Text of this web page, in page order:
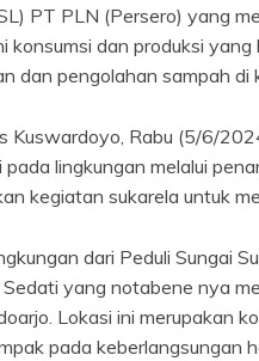
PT PLN (Persero) yang
dan produksi
dan pengolahan sampah di
Kuswardoyo, Rabu (5/6/
lingkungan melalui
kegiatan sukarela untuk
dari Peduli Sungai
yang notabene nya
Lokasi ini merupakan
pada keberlangsungan